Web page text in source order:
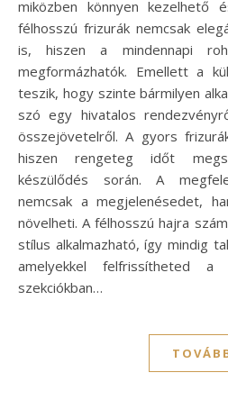
miközben könnyen kezelhető
félhosszú frizurák nemcsak
is, hiszen a mindennapi
megformázhatók. Emellett a
teszik, hogy szinte bármilyen
szó egy hivatalos
összejövetelről. A gyors
hiszen rengeteg időt
készülődés során. A
nemcsak a megjelenésedet,
növelheti. A félhosszú hajra
stílus alkalmazható, így mindig
amelyekkel felfrissítheted
szekciókban…